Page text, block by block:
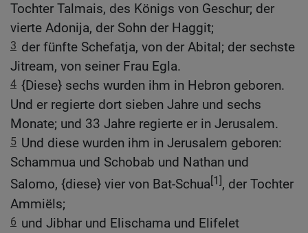
Tochter Talmais, des Königs von Geschur; der
vierte Adonija, der Sohn der Haggit;
3 der fünfte Schefatja, von der Abital; der sechste
Jitream, von seiner Frau Egla.
4 {Diese} sechs wurden ihm in Hebron geboren.
Und er regierte dort sieben Jahre und sechs
Monate; und 33 Jahre regierte er in Jerusalem.
5 Und diese wurden ihm in Jerusalem geboren:
Schammua und Schobab und Nathan und
Salomo, {diese} vier von Bat-Schua[1], der Tochter
Ammiëls;
6 und Jibhar und Elischama und Elifelet